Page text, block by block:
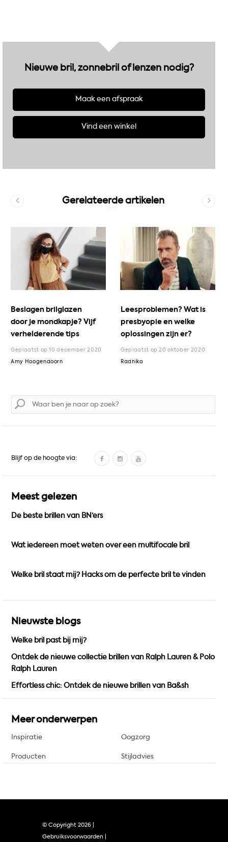
Nieuwe bril, zonnebril of lenzen nodig?
Maak een afspraak
Vind een winkel
Gerelateerde artikelen
Beslagen brilglazen
door je mondkapje? Vijf
verhelderende tips
Geplaatst op 10 december 2020
Amy Hoogendoorn
Leesproblemen? Wat is
presbyopie en welke
oplossingen zijn er?
Geplaatst op 20 oktober 2020
Radhika
Zoek
naar:
Blijf op de hoogte via:
F
a
o
I
n
m
Y
o
Meest gelezen
De beste brillen van BN’ers
Wat iedereen moet weten over een multifocale bril
Welke bril staat mij? Hacks om de perfecte bril te vinden
Nieuwste blogs
Welke bril past bij mij?
Ontdek de nieuwe collectie brillen van Ralph Lauren & Polo
Ralph Lauren
Effortless chic: Ontdek de nieuwe brillen van Ba&sh
Meer onderwerpen
Inspiratie Oogzorg
Producten Stijladvies
© Copyright 2026 |
Gebruiksvoorwaarden